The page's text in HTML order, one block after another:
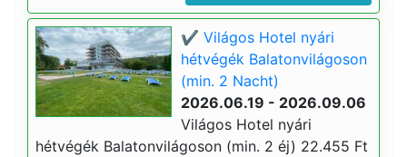
✔️ Világos Hotel nyári
hétvégék Balatonvilágoson
(min. 2 Nacht)
2026.06.19 - 2026.09.06
Világos Hotel nyári
hétvégék Balatonvilágoson (min. 2 éj) 22.455 Ft